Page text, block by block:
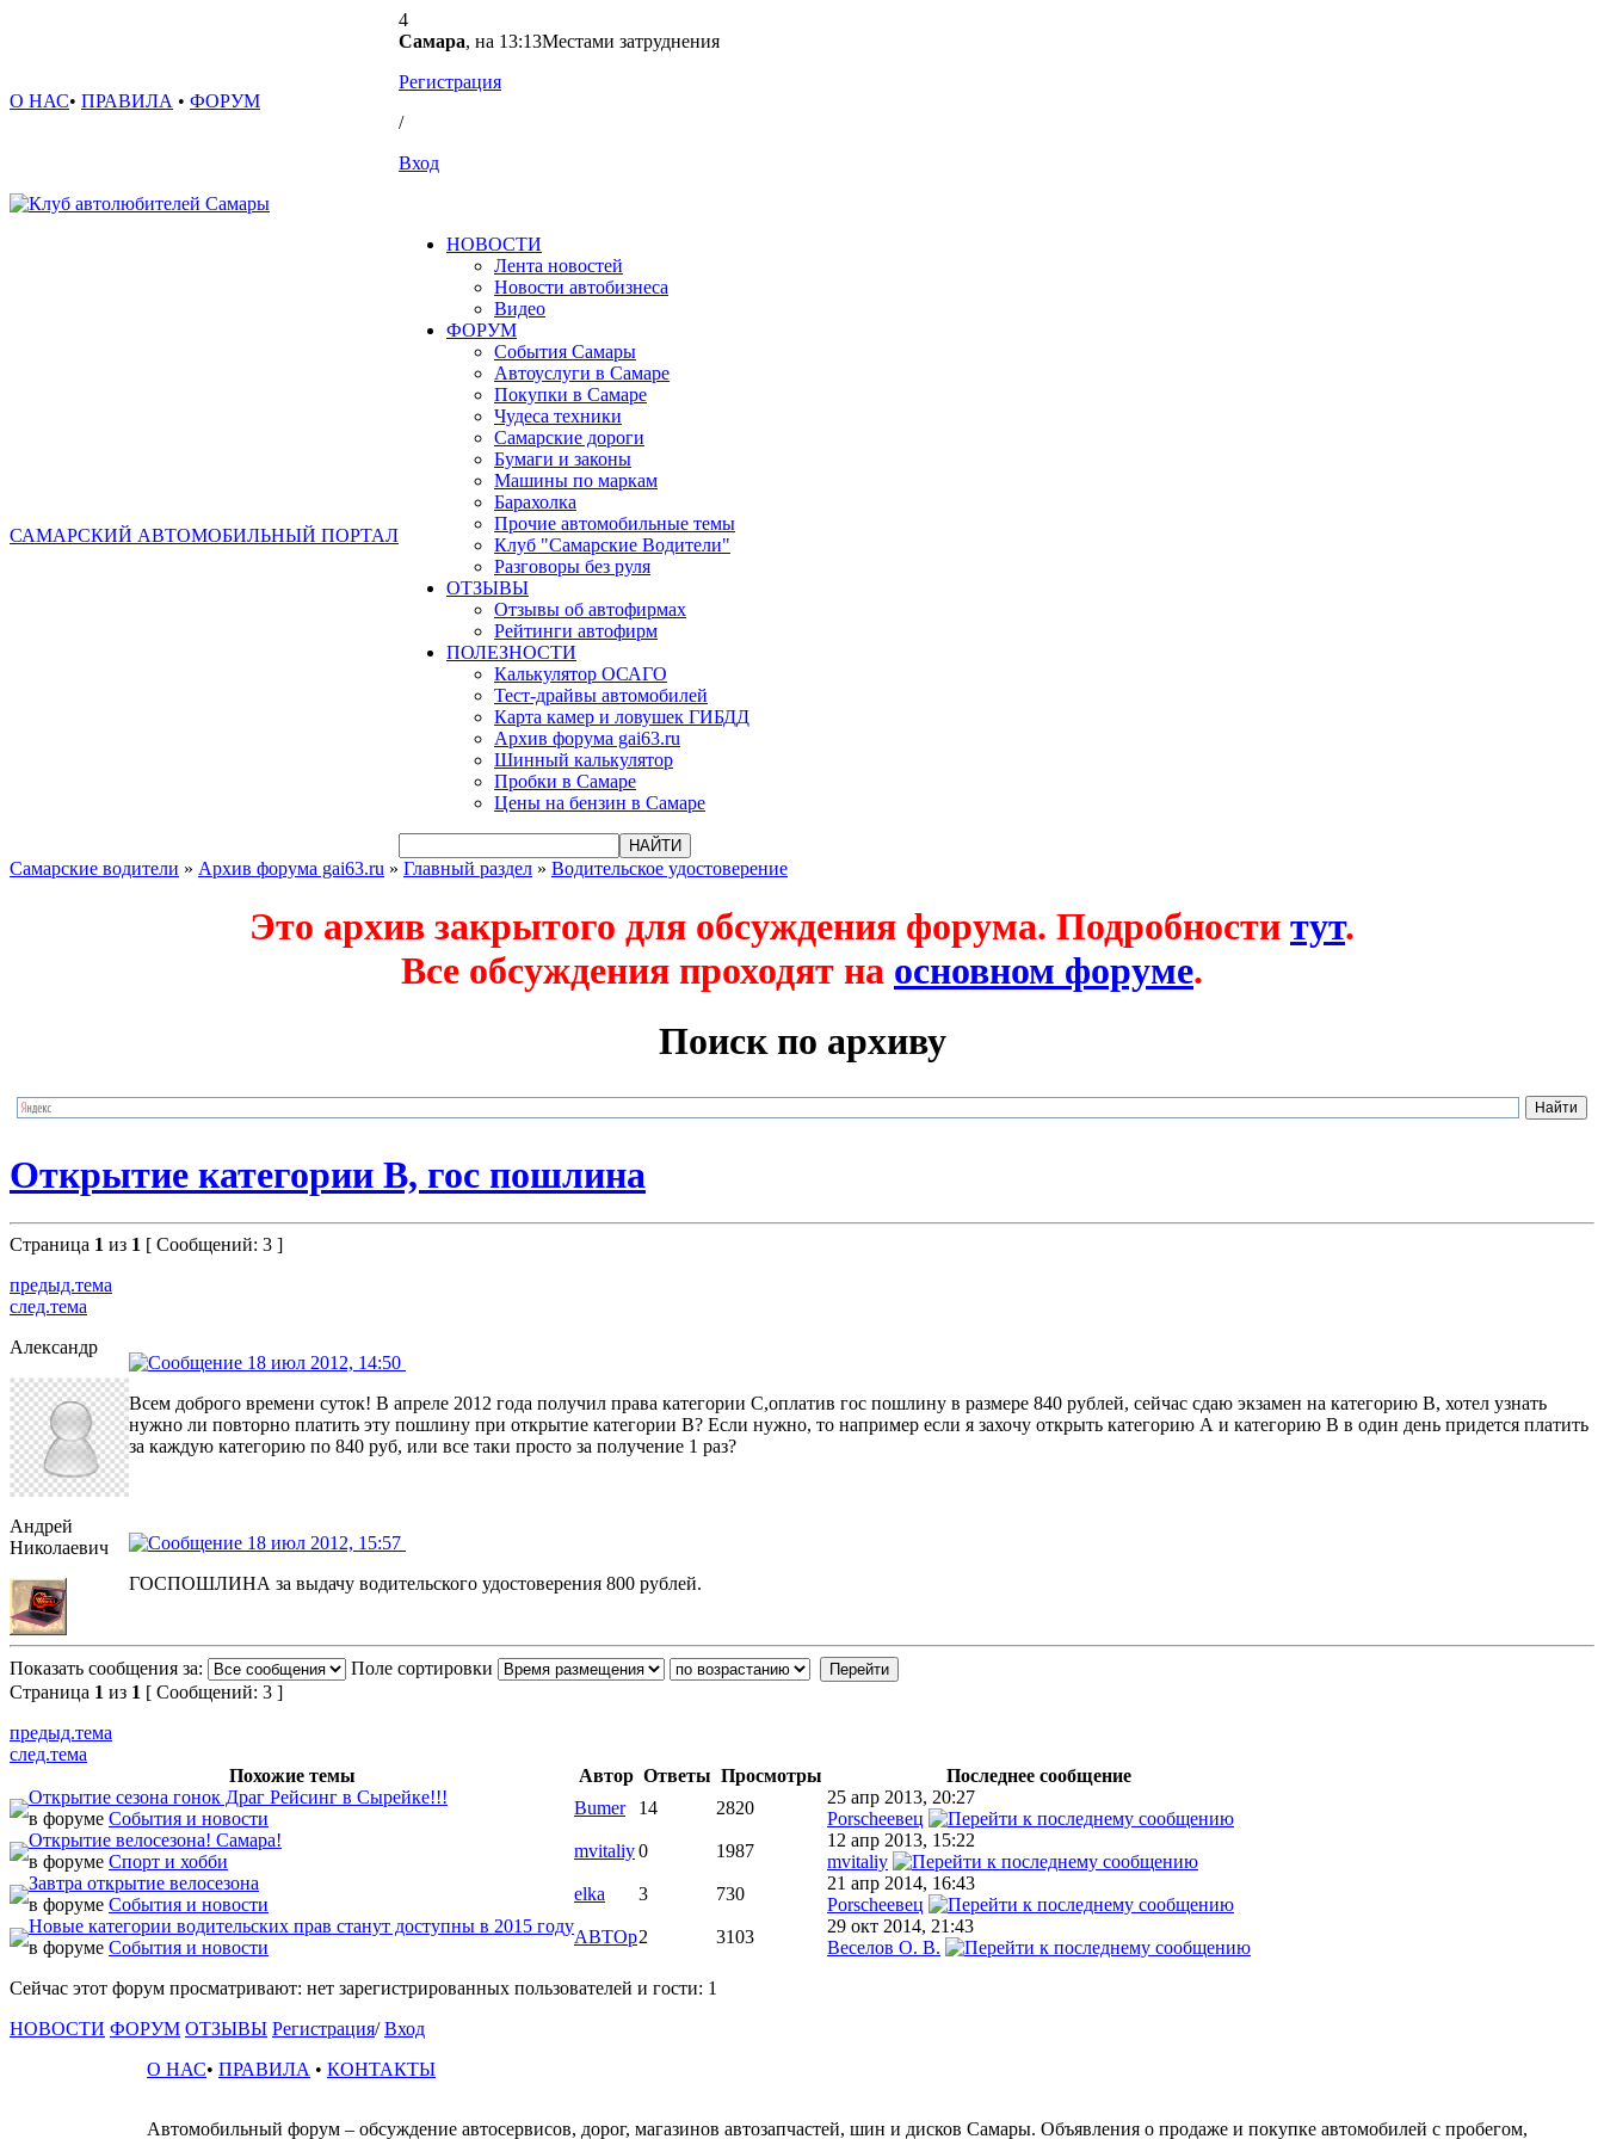
О НАС• ПРАВИЛА • ФОРУМ
4
Самара, на 13:13Местами затруднения
Регистрация
/
Вход
САМАРСКИЙ АВТОМОБИЛЬНЫЙ ПОРТАЛ
НОВОСТИ
Лента новостей
Новости автобизнеса
Видео
ФОРУМ
События Самары
Автоуслуги в Самаре
Покупки в Самаре
Чудеса техники
Самарские дороги
Бумаги и законы
Машины по маркам
Барахолка
Прочие автомобильные темы
Клуб "Самарские Водители"
Разговоры без руля
ОТЗЫВЫ
Отзывы об автофирмах
Рейтинги автофирм
ПОЛЕЗНОСТИ
Калькулятор ОСАГО
Тест-драйвы автомобилей
Карта камер и ловушек ГИБДД
Архив форума gai63.ru
Шинный калькулятор
Пробки в Самаре
Цены на бензин в Самаре
Самарские водители » Архив форума gai63.ru » Главный раздел » Водительское удостоверение
Это архив закрытого для обсуждения форума. Подробности тут.
Все обсуждения проходят на основном форуме.
Поиск по архиву
Открытие категории В, гос пошлина
Страница 1 из 1 [ Сообщений: 3 ]
предыд.тема
след.тема
Александр
18 июл 2012, 14:50
Всем доброго времени суток! В апреле 2012 года получил права категории С,оплатив гос пошлину в размере 840 рублей, сейчас сдаю экзамен на категорию В, хотел узнать
нужно ли повторно платить эту пошлину при открытие категории В? Если нужно, то например если я захочу открыть категорию А и категорию В в один день придется платить
за каждую категорию по 840 руб, или все таки просто за получение 1 раз?
Андрей
Николаевич
18 июл 2012, 15:57
ГОСПОШЛИНА за выдачу водительского удостоверения 800 рублей.
Показать сообщения за:
Поле сортировки
Страница 1 из 1 [ Сообщений: 3 ]
предыд.тема
след.тема
Похожие темы
Автор Ответы Просмотры
Последнее сообщение
Открытие сезона гонок Драг Рейсинг в Сырейке!!!
в форуме События и новости
Bumer 14 2820
25 апр 2013, 20:27
Porscheeвец
Открытие велосезона! Самара!
в форуме Спорт и хобби
mvitaliy0 1987
12 апр 2013, 15:22
mvitaliy
Завтра открытие велосезона
в форуме События и новости
elka 3 730
21 апр 2014, 16:43
Porscheeвец
Новые категории водительских прав станут доступны в 2015 году
в форуме События и новости
АВТОр2 3103
29 окт 2014, 21:43
Веселов О. В.
Сейчас этот форум просматривают: нет зарегистрированных пользователей и гости: 1
НОВОСТИ ФОРУМ ОТЗЫВЫ Регистрация/ Вход
О НАС• ПРАВИЛА • КОНТАКТЫ
Автомобильный форум – обсуждение автосервисов, дорог, магазинов автозапчастей, шин и дисков Самары. Объявления о продаже и покупке автомобилей с пробегом,